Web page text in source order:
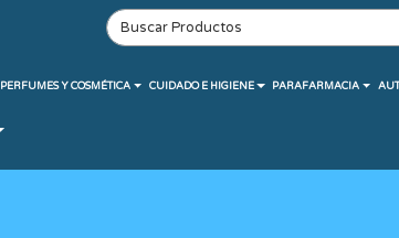
PERFUMES Y COSMÉTICA CUIDADO E HIGIENE PARAFARMACIA